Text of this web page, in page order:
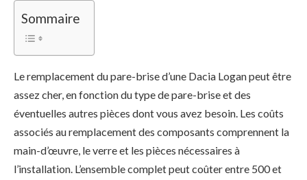
Sommaire
Le remplacement du pare-brise d’une Dacia Logan peut être
assez cher, en fonction du type de pare-brise et des
éventuelles autres pièces dont vous avez besoin. Les coûts
associés au remplacement des composants comprennent la
main-d’œuvre, le verre et les pièces nécessaires à
l’installation. L’ensemble complet peut coûter entre 500 et